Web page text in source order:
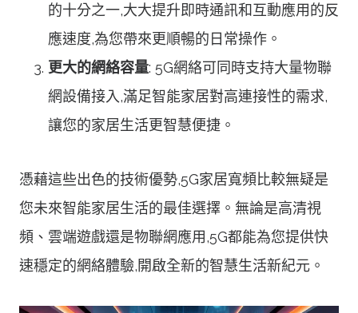
的十分之一,大大提升即時通訊和互動應用的反
應速度,為您帶來更順暢的日常操作。
更大的網絡容量: 5G網絡可同時支持大量物聯
網設備接入,滿足智能家居對高連接性的需求,
讓您的家居生活更智慧便捷。
憑藉這些出色的技術優勢,5G家居寬頻比較無疑是
您未來智能家居生活的最佳選擇。無論是高清視
頻、雲端遊戲還是物聯網應用,5G都能為您提供快
速穩定的網絡體驗,開啟全新的智慧生活新紀元。